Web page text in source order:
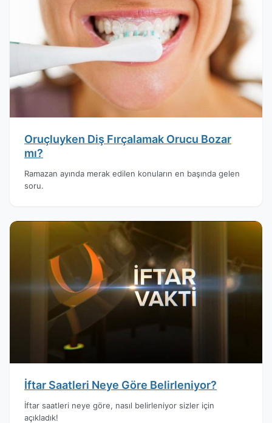
Oruçluyken Diş Fırçalamak Orucu Bozar
mı?
Ramazan ayında merak edilen konuların en başında gelen
soru.
İftar Saatleri Neye Göre Belirleniyor?
İftar saatleri neye göre, nasıl belirleniyor sizler için
açıkladık!